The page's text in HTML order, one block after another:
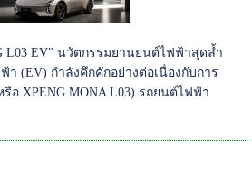
L03 EV" นวัตกรรมยานยนต์ไฟฟ้าสุดล้ำ
า (EV) กำลังคึกคักอย่างต่อเนื่องกับการ
รือ XPENG MONA L03) รถยนต์ไฟฟ้า